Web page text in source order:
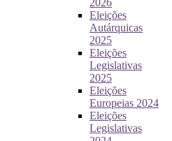
2026
Eleições
Autárquicas
2025
Eleições
Legislativas
2025
Eleições
Europeias 2024
Eleições
Legislativas